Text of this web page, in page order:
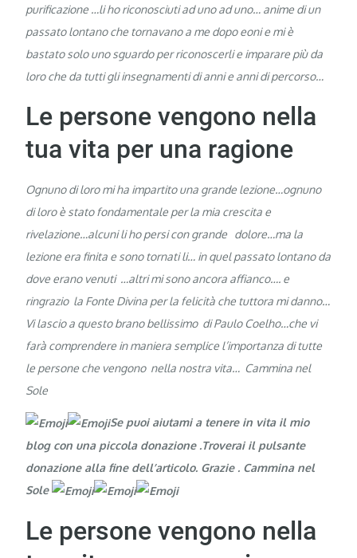
purificazione …li ho riconosciuti ad uno ad uno… anime di un
passato lontano che tornavano a me dopo eoni e mi è
bastato solo uno sguardo per riconoscerli e imparare più da
loro che da tutti gli insegnamenti di anni e anni di percorso…
Le persone vengono nella
tua vita per una ragione
Ognuno di loro mi ha impartito una grande lezione…ognuno
di loro è stato fondamentale per la mia crescita e
rivelazione…alcuni li ho persi con grande dolore…ma la
lezione era finita e sono tornati li… in quel passato lontano da
dove erano venuti …altri mi sono ancora affianco…. e
ringrazio la Fonte Divina per la felicità che tuttora mi danno…
Vi lascio a questo brano bellissimo di Paulo Coelho…che vi
farà comprendere in maniera semplice l’importanza di tutte
le persone che vengono nella nostra vita… Cammina nel
Sole
Se puoi aiutami a tenere in vita il mio
blog con una piccola donazione .Troverai il pulsante
donazione alla fine dell’articolo. Grazie. Cammina nel
Sole
Le persone vengono nella